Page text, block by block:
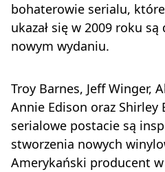
bohaterowie serialu,
ukazał się w 2009 roku
nowym wydaniu.
Troy Barnes, Jeff Winger,
Annie Edison oraz Shirley
serialowe postacie są
stworzenia nowych
Amerykański producent